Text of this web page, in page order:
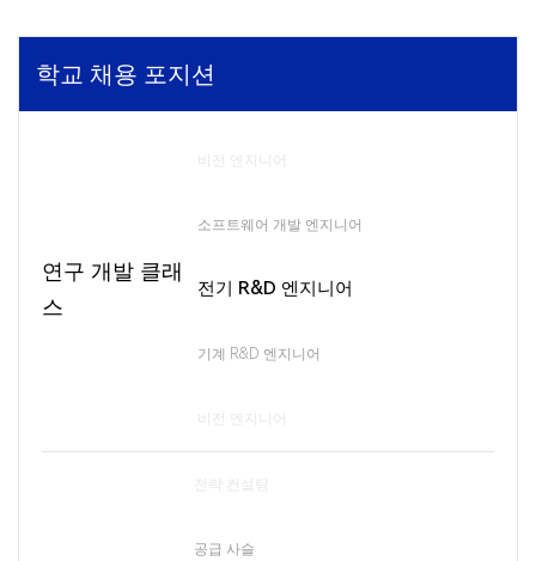
학교 채용 포지션
연구 개발 클래
스
비전 엔지니어
소프트웨어 개발 엔지니어
전기 R&D 엔지니어
기계 R&D 엔지니어
비전 엔지니어
소프트웨어 개발 엔지니어
전기 R&D 엔지니어
전략 컨설팅
공급 사슬
교육생 관리
전략 컨설팅
공급 사슬